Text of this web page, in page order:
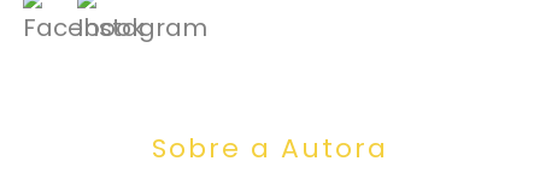
Sobre a Autora